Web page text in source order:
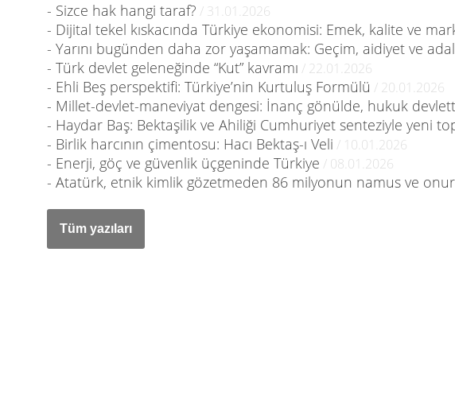
- Sizce hak hangi taraf? / 31.01.2026
- Dijital tekel kıskacında Türkiye ekonomisi: Emek, kalite ve
- Yarını bugünden daha zor yaşamamak: Geçim, aidiyet ve
- Türk devlet geleneğinde “Kut” kavramı / 22.01.2026
- Ehli Beş perspektifi: Türkiye’nin Kurtuluş Formülü / 20.01.2026
- Millet-devlet-maneviyat dengesi: İnanç gönülde, hukuk
- Haydar Baş: Bektaşilik ve Ahiliği Cumhuriyet senteziyle yeni
- Birlik harcının çimentosu: Hacı Bektaş-ı Veli / 10.01.2026
- Enerji, göç ve güvenlik üçgeninde Türkiye / 08.01.2026
- Atatürk, etnik kimlik gözetmeden 86 milyonun namus ve